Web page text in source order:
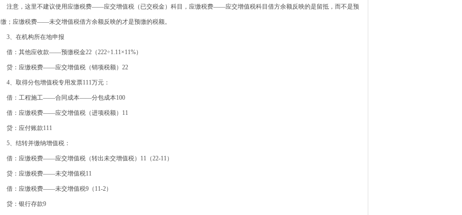
注意，这里不建议使用应缴税费——应交增值税（已交税金）科目，应缴税费——应交增值税科目借方余额反映的是留抵，而不是预
缴；应缴税费——未交增值税借方余额反映的才是预缴的税额。
3、在机构所在地申报
借：其他应收款——预缴税金22（222÷1.11×11%）
贷：应缴税费——应交增值税（销项税额）22
4、取得分包增值税专用发票111万元：
借：工程施工——合同成本——分包成本100
借：应缴税费——应交增值税（进项税额）11
贷：应付账款111
5、结转并缴纳增值税：
借：应缴税费——应交增值税（转出未交增值税）11（22-11）
贷：应缴税费——未交增值税11
借：应缴税费——未交增值税9（11-2）
贷：银行存款9